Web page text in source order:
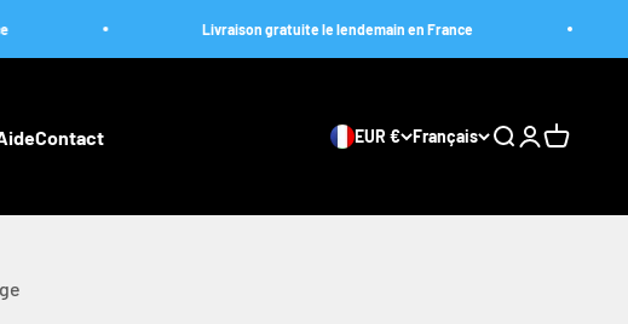
Livraison gratuite le lendemain en France
Contact EUR € Français Ouvrir la
Ouvrir le
Voir le